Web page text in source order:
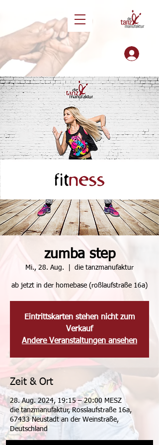
zumba step
Mi., 28. Aug. die tanzmanufaktur
ab jetzt in der homebase (roßlaufstraße 16a)
Eintrittskarten stehen nicht zum
Verkauf
Andere Veranstaltungen ansehen
Zeit & Ort
28. Aug. 2024, 19:15 – 20:00 MESZ
die tanzmanufaktur, Rosslaufstraße 16a,
67433 Neustadt an der Weinstraße,
Deutschland